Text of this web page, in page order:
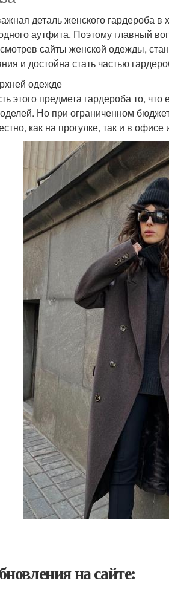
деталь женского гардероба
аутфита. Поэтому главный
сайты женской одежды,
и достойна стать частью
одежде
этого предмета гардероба то,
Но при ограниченном
как на прогулке, так и в
на сайте: